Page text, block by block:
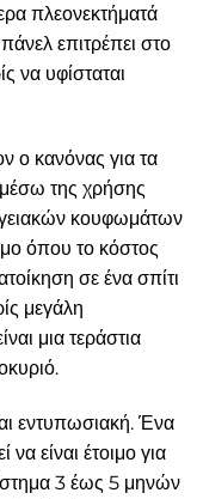
πλεονεκτήματά
επιτρέπει στο
να υφίσταται
ο κανόνας για τα
μέσω της χρήσης
κουφωμάτων
όπου το κόστος
σε ένα σπίτι
μεγάλη
μια τεράστια
εντυπωσιακή. Ένα
είναι έτοιμο για
3 έως 5 μηνών